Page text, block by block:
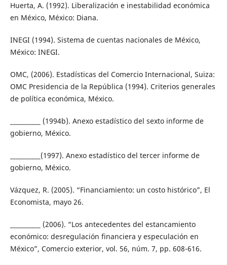
Huerta, A. (1992). Liberalización e inestabilidad económica
en México, México: Diana.
INEGI (1994). Sistema de cuentas nacionales de México,
México: INEGI.
OMC, (2006). Estadísticas del Comercio Internacional, Suiza:
OMC Presidencia de la República (1994). Criterios generales
de política económica, México.
__________ (1994b). Anexo estadístico del sexto informe de
gobierno, México.
__________(1997). Anexo estadístico del tercer informe de
gobierno, México.
Vázquez, R. (2005). “Financiamiento: un costo histórico”, El
Economista, mayo 26.
__________ (2006). “Los antecedentes del estancamiento
económico: desregulación financiera y especulación en
México”, Comercio exterior, vol. 56, núm. 7, pp. 608-616.